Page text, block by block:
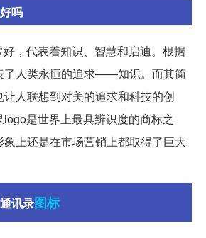
吗
，代表着知识、智慧和启迪。根据
了人类永恒的追求——知识。而其简
人联想到对美的追求和科技的创
是世界上最具辨识度的商标之
上还是在市场营销上都取得了巨大
讯录图标